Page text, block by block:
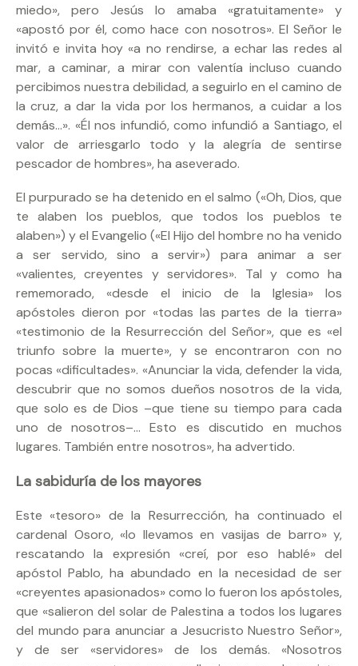
miedo», pero Jesús lo amaba «gratuitamente» y
«apostó por él, como hace con nosotros». El Señor le
invitó e invita hoy «a no rendirse, a echar las redes al
mar, a caminar, a mirar con valentía incluso cuando
percibimos nuestra debilidad, a seguirlo en el camino de
la cruz, a dar la vida por los hermanos, a cuidar a los
demás…». «Él nos infundió, como infundió a Santiago, el
valor de arriesgarlo todo y la alegría de sentirse
pescador de hombres», ha aseverado.
El purpurado se ha detenido en el salmo («Oh, Dios, que
te alaben los pueblos, que todos los pueblos te
alaben») y el Evangelio («El Hijo del hombre no ha venido
a ser servido, sino a servir») para animar a ser
«valientes, creyentes y servidores». Tal y como ha
rememorado, «desde el inicio de la Iglesia» los
apóstoles dieron por «todas las partes de la tierra»
«testimonio de la Resurrección del Señor», que es «el
triunfo sobre la muerte», y se encontraron con no
pocas «dificultades». «Anunciar la vida, defender la vida,
descubrir que no somos dueños nosotros de la vida,
que solo es de Dios –que tiene su tiempo para cada
uno de nosotros–… Esto es discutido en muchos
lugares. También entre nosotros», ha advertido.
La sabiduría de los mayores
Este «tesoro» de la Resurrección, ha continuado el
cardenal Osoro, «lo llevamos en vasijas de barro» y,
rescatando la expresión «creí, por eso hablé» del
apóstol Pablo, ha abundado en la necesidad de ser
«creyentes apasionados» como lo fueron los apóstoles,
que «salieron del solar de Palestina a todos los lugares
del mundo para anunciar a Jesucristo Nuestro Señor»,
y de ser «servidores» de los demás. «Nosotros